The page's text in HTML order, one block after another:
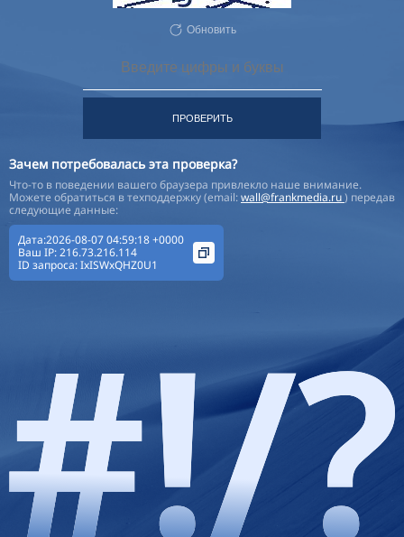
Обновить
ПРОВЕРИТЬ
Зачем потребовалась эта проверка?
Что-то в поведении вашего браузера привлекло наше внимание.
Можете обратиться в техподдержку (email:wall@frankmedia.ru) передав
следующие данные:
Дата:2026-08-07 04:59:18 +0000
Ваш IP:216.73.216.114
ID запроса:IxISWxQHZ0U1